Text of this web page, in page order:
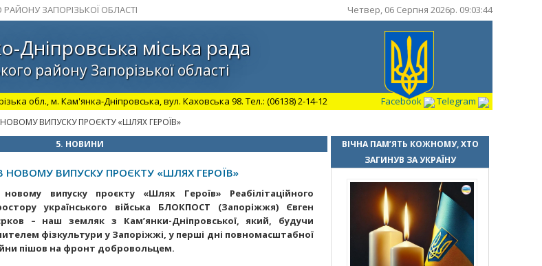
ЗАПОРІЗЬКОЇ ОБЛАСТІ Четвер, 06 Серпня 2026р. 09:03:45
Дніпровська міська рада
району Запорізької області
обл., м. Кам'янка-Дніпровська, вул. Каховська 98. Тел.: (06138) 2-14-12 Facebook
Telegram
ВИПУСКУ ПРОЄКТУ «ШЛЯХ ГЕРОЇВ»
5. НОВИНИ
НОВОМУ ВИПУСКУ ПРОЄКТУ «ШЛЯХ ГЕРОЇВ»
випуску проєкту «Шлях Героїв» Реабілітаційного
українського війська БЛОКПОСТ (Запоріжжя) Євген
– наш земляк з Кам’янки-Дніпровської, який, будучи
фізкультури у Запоріжжі, у перші дні повномасштабної
пішов на фронт добровольцем.
ВІЧНА ПАМ’ЯТЬ КОЖНОМУ, ХТО
ЗАГИНУВ ЗА УКРАЇНУ